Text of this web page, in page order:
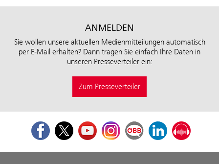
ANMELDEN
Sie wollen unsere aktuellen Medienmitteilungen automatisch
per E-Mail erhalten? Dann tragen Sie einfach Ihre Daten in
unseren Presseverteiler ein:
Zum Presseverteiler
FacebookTwitterYoutubeInstagramÖBB Corporate Blog
LinkedInPodcast